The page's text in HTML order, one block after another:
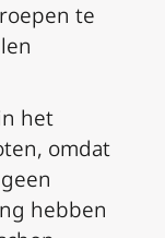
te
het
omdat
hebben